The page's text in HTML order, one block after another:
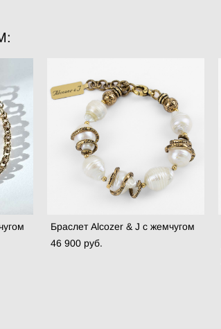
Браслет Alcozer & J с жемчугом
46 900 pуб.